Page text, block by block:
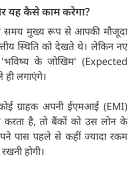
यह कैसे काम करेगा?
समय मुख्य रूप से आपकी मौजूदा
स्थिति को देखते थे। लेकिन नए
के जोखिम' (Expected
लगाएंगे।
ग्राहक अपनी ईएमआई (EMI)
करता है, तो बैंकों को उस लोन के
पास पहले से कहीं ज्यादा रकम
होगी।